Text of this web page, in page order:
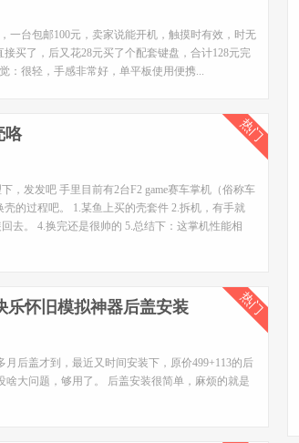
一台包邮100元，卖家说能开机，触摸时有效，时无
买了，后又花28元买了个配套键盘，合计128元完
：很轻，手感非常好，单平板使用便携...
咯
，发发吧 手里目前有2台F2 game赛车掌机（俗称车
的过程吧。 1.某鱼上买的壳套件 2.拆机，有手就
去。 4.换完还是很帅的 5.总结下：这掌机性能相
热门
乐怀旧模拟神器后盖安装
后盖才到，最近又时间安装下，原价499+113的后
啥大问题，够用了。 后盖安装很简单，麻烦的就是
热门